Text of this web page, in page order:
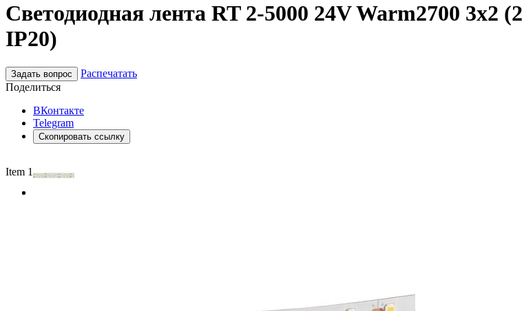
Светодиодная лента RT 2-5000 24V Warm2700
IP20)
Задать вопрос
Распечатать
Поделиться
ВКонтакте
Telegram
Скопировать ссылку
Item 1 of 2